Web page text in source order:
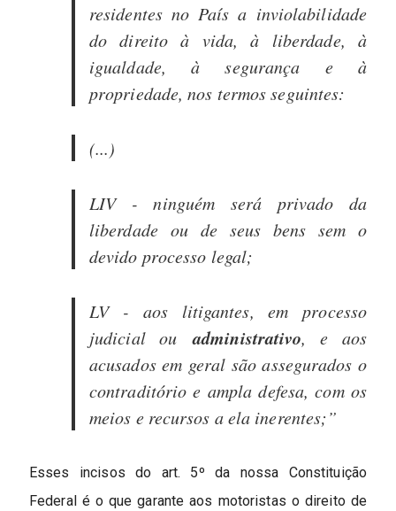
residentes no País a inviolabilidade
do direito à vida, à liberdade, à
igualdade, à segurança e à
propriedade, nos termos seguintes:
(...)
LIV - ninguém será privado da
liberdade ou de seus bens sem o
devido processo legal;
LV - aos litigantes, em processo
judicial ouadministrativo, e aos
acusados em geral são assegurados o
contraditório e ampla defesa, com os
meios e recursos a ela inerentes;”
Esses incisos do art. 5º da nossa Constituição
Federal é o que garante aos motoristas o direito de